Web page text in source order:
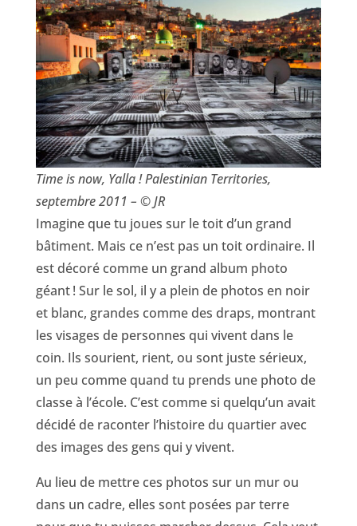
Time is now, Yalla ! Palestinian Territories,
septembre 2011 – © JR
Imagine que tu joues sur le toit d’un grand
bâtiment. Mais ce n’est pas un toit ordinaire. Il
est décoré comme un grand album photo
géant ! Sur le sol, il y a plein de photos en noir
et blanc, grandes comme des draps, montrant
les visages de personnes qui vivent dans le
coin. Ils sourient, rient, ou sont juste sérieux,
un peu comme quand tu prends une photo de
classe à l’école. C’est comme si quelqu’un avait
décidé de raconter l’histoire du quartier avec
des images des gens qui y vivent.
Au lieu de mettre ces photos sur un mur ou
dans un cadre, elles sont posées par terre